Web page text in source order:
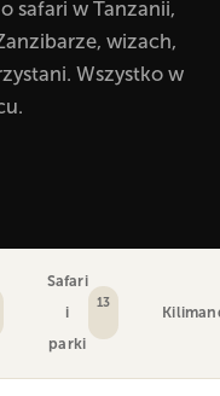
safari w Tanzanii,
wizach,
Wszystko w
Safari
i
parki
13